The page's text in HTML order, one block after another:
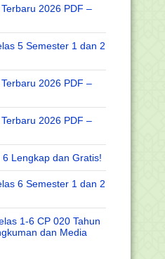
2026 PDF –
5 Semester 1 dan 2
2026 PDF –
2026 PDF –
Lengkap dan Gratis!
6 Semester 1 dan 2
1-6 CP 020 Tahun
dan Media